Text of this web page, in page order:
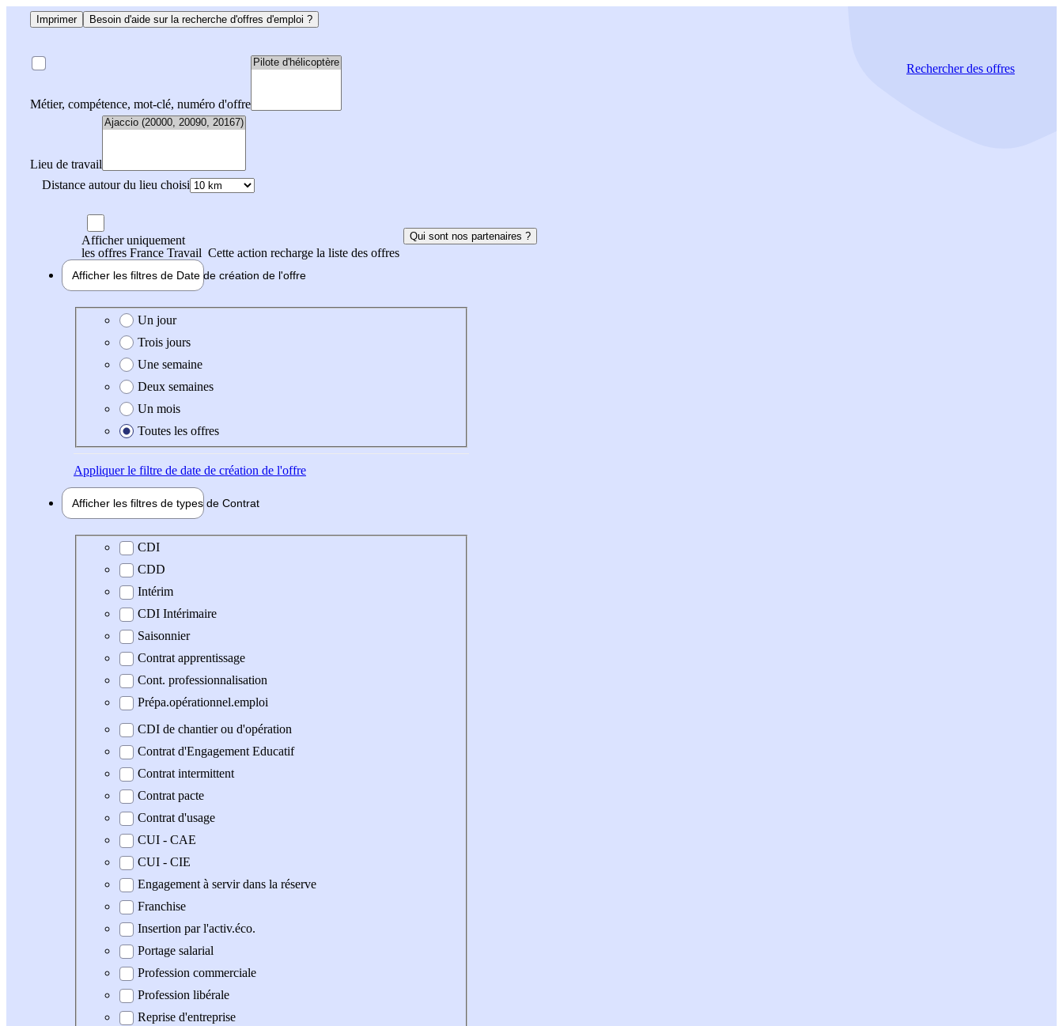
Imprimer Besoin d'aide sur la recherche d'offres d'emploi ?
Métier, compétence, mot-clé, numéro d'offre
Lieu de travail
Distance autour du lieu choisi
Rechercherdes offres
Afficher uniquement
les offres France Travail Cette action recharge la liste des offres
Qui sont nos partenaires ?
Afficher les filtres de Date de création de l'offre
Date de création de l'offre
Un jour
Trois jours
Une semaine
Deux semaines
Un mois
Toutes les offres
Appliquerle filtre de date de création de l'offre
Afficher les filtres de types de Contrat
Type de contrat
CDI
CDD
Intérim
CDI Intérimaire
Saisonnier
Contrat apprentissage
Cont. professionnalisation
Prépa.opérationnel.emploi
CDI de chantier ou d'opération
Contrat d'Engagement Educatif
Contrat intermittent
Contrat pacte
Contrat d'usage
CUI - CAE
CUI - CIE
Engagement à servir dans la réserve
Franchise
Insertion par l'activ.éco.
Portage salarial
Profession commerciale
Profession libérale
Reprise d'entreprise